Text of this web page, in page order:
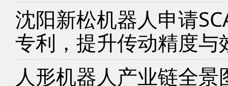
沈阳新松机器人申请
专利，提升传动精度与
人形机器人产业链全